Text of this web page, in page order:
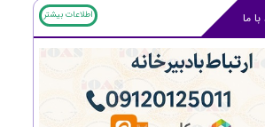
با ما اطلاعات بیشتر